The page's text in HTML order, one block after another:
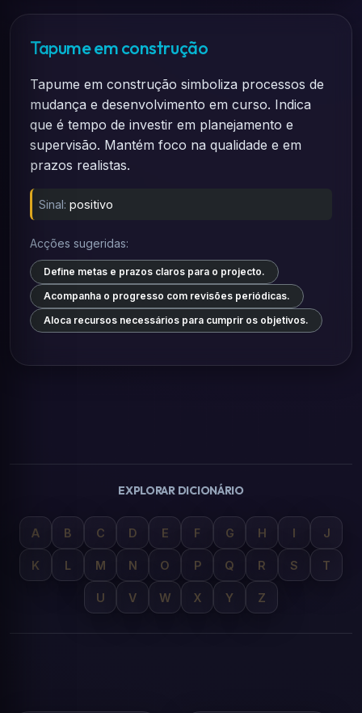
Tapume em construção
Tapume em construção simboliza processos de
mudança e desenvolvimento em curso. Indica
que é tempo de investir em planejamento e
supervisão. Mantém foco na qualidade e em
prazos realistas.
Sinal: positivo
Acções sugeridas:
Define metas e prazos claros para o projecto.
Acompanha o progresso com revisões periódicas.
Aloca recursos necessários para cumprir os objetivos.
EXPLORAR DICIONÁRIO
A B C D E F G H I J
K L M N O P Q R S T
U V W X Y Z